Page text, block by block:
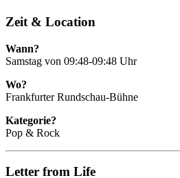
Zeit & Location
Wann?
Samstag von 09:48‐09:48 Uhr
Wo?
Frankfurter Rundschau-Bühne
Kategorie?
Pop & Rock
Letter from Life